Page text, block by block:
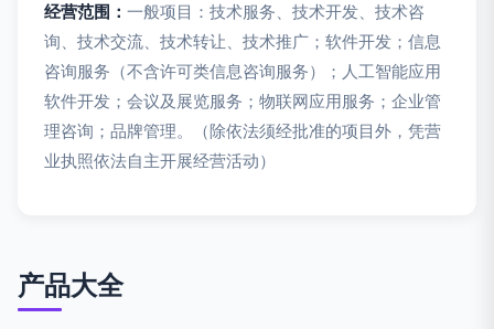
经营范围： 一般项目：技术服务、技术开发、技术咨
询、技术交流、技术转让、技术推广；软件开发；信息
咨询服务（不含许可类信息咨询服务）；人工智能应用
软件开发；会议及展览服务；物联网应用服务；企业管
理咨询；品牌管理。（除依法须经批准的项目外，凭营
业执照依法自主开展经营活动）
产品大全